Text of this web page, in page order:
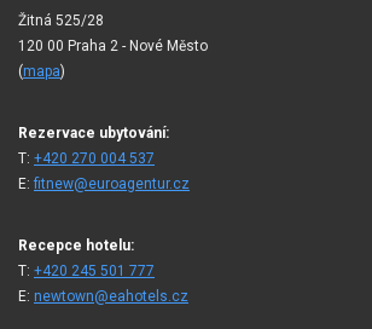
Žitná 525/28
120 00 Praha 2 - Nové Město
(mapa)
Rezervace ubytování:
T: +420 270 004 537
E:fitnew@euroagentur.cz
Recepce hotelu:
T: +420 245 501 777
E: newtown@eahotels.cz